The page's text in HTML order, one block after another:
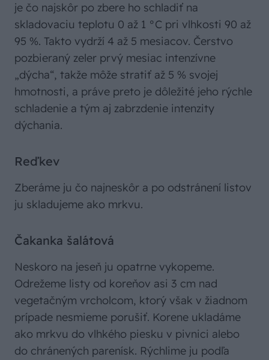
je čo najskôr po zbere ho schladiť na
skladovaciu teplotu 0 až 1 °C pri vlhkosti 90 až
95 %. Takto vydrží 4 až 5 mesiacov. Čerstvo
pozbieraný zeler prvý mesiac intenzívne
„dýcha“, takže môže stratiť až 5 % svojej
hmotnosti, a práve preto je dôležité jeho rýchle
schladenie a tým aj zabrzdenie intenzity
dýchania.
Reďkev
Zberáme ju čo najneskôr a po odstránení listov
ju skladujeme ako mrkvu.
Čakanka šalátová
Neskoro na jeseň ju opatrne vykopeme.
Odrežeme listy od koreňov asi 3 cm nad
vegetačným vrcholcom, ktorý však v žiadnom
prípade nesmieme porušiť. Korene ukladáme
ako mrkvu do vlhkého piesku v pivnici alebo
do chránených parenísk. Rýchlime ju podľa